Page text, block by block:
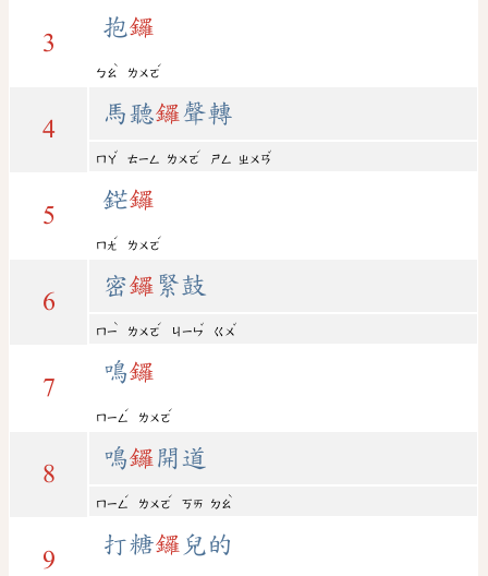
3
抱鑼
ㄅㄠ
ˋ
ㄌㄨㄛ
ˊ
4
馬聽鑼聲轉
ㄇㄚ
ˇ
ㄊㄧㄥ ㄌㄨㄛ
ˊ
ㄕㄥ ㄓㄨㄢ
ˇ
5
鋩鑼
ㄇㄤ
ˊ
ㄌㄨㄛ
ˊ
6
密鑼 緊鼓
ㄇㄧ
ˋ
ㄌㄨㄛ
ˊ
ㄐㄧㄣ
ˇ
ㄍㄨ
ˇ
7
鳴鑼
ㄇㄧㄥ
ˊ
ㄌㄨㄛ
ˊ
8
鳴鑼開道
ㄇㄧㄥ
ˊ
ㄌㄨㄛ
ˊ
ㄎㄞ ㄉㄠ
ˋ
9
打糖鑼 兒的